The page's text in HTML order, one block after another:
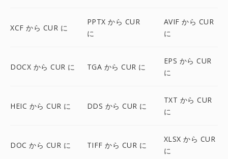
XCF から CUR に
PPTX から CUR
に
AVIF から CUR
に
DOCX から CUR に TGA から CUR に
EPS から CUR
に
HEIC から CUR に DDS から CUR に
TXT から CUR
に
DOC から CUR に TIFF から CUR に
XLSX から CUR
に